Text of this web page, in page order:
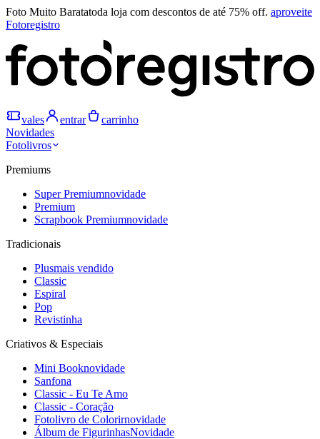
Foto Muito Baratatoda loja com descontos de até 75% off. aproveite
Fotoregistro
vales entrar
carrinho
Novidades
Fotolivros
Premiums
Super Premiumnovidade
Premium
Scrapbook Premiumnovidade
Tradicionais
Plusmais vendido
Classic
Espiral
Pop
Revistinha
Criativos & Especiais
Mini Booknovidade
Sanfona
Classic - Eu Te Amo
Classic - Coração
Fotolivro de Colorirnovidade
Álbum de FigurinhasNovidade